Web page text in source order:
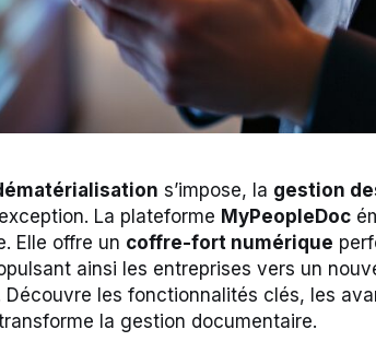
s’impose, la gestion
La plateforme MyPeopleDoc
Elle offre un coffre-fort numérique
ainsi les entreprises vers un
Découvre les fonctionnalités clés, les
la gestion documentaire.